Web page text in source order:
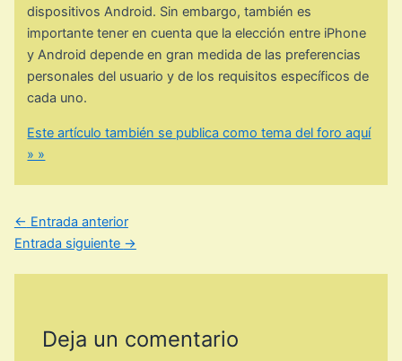
dispositivos Android. Sin embargo, también es
importante tener en cuenta que la elección entre iPhone
y Android depende en gran medida de las preferencias
personales del usuario y de los requisitos específicos de
cada uno.
Este artículo también se publica como tema del foro aquí
» »
← Entrada anterior
Entrada siguiente →
Deja un comentario